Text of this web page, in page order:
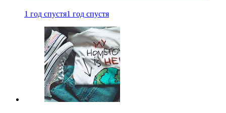
1 год спустя1 год спустя